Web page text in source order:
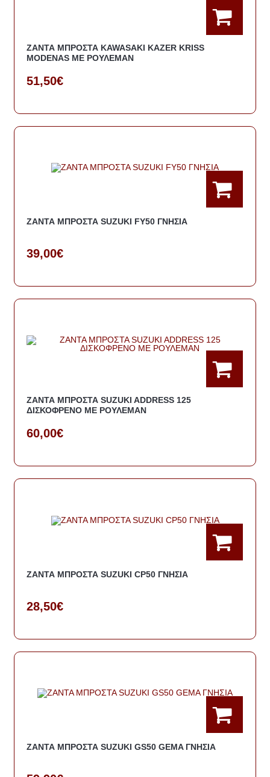
ΖΑΝΤΑ ΜΠΡΟΣΤΑ KAWASAKI KAZER KRISS
MODENAS ΜΕ ΡΟΥΛΕΜΑΝ
51,50€
ΖΑΝΤΑ ΜΠΡΟΣΤΑ SUZUKI FY50 ΓΝΗΣΙΑ
39,00€
ΖΑΝΤΑ ΜΠΡΟΣΤΑ SUZUKI ADDRESS 125
ΔΙΣΚΟΦΡΕΝΟ ΜΕ ΡΟΥΛΕΜΑΝ
60,00€
ΖΑΝΤΑ ΜΠΡΟΣΤΑ SUZUKI CP50 ΓΝΗΣΙΑ
28,50€
ΖΑΝΤΑ ΜΠΡΟΣΤΑ SUZUKI GS50 GEMA ΓΝΗΣΙΑ